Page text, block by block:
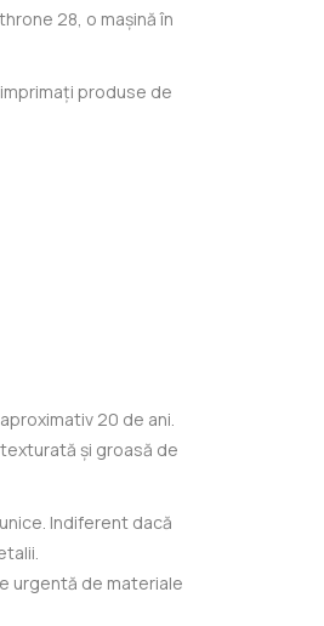
28, o mașină în
produse de
20 de ani.
și groasă de
Indiferent dacă
urgentă de materiale